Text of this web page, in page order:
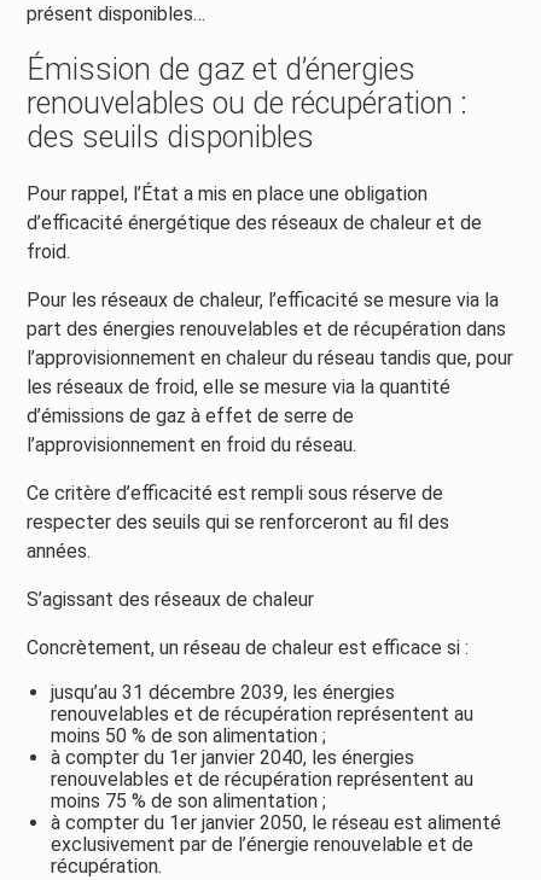
présent disponibles…
Émission de gaz et d’énergies
renouvelables ou de récupération :
des seuils disponibles
Pour rappel, l’État a mis en place une obligation
d’efficacité énergétique des réseaux de chaleur et de
froid.
Pour les réseaux de chaleur, l’efficacité se mesure via la
part des énergies renouvelables et de récupération dans
l’approvisionnement en chaleur du réseau tandis que, pour
les réseaux de froid, elle se mesure via la quantité
d’émissions de gaz à effet de serre de
l’approvisionnement en froid du réseau.
Ce critère d’efficacité est rempli sous réserve de
respecter des seuils qui se renforceront au fil des
années.
S’agissant des réseaux de chaleur
Concrètement, un réseau de chaleur est efficace si :
jusqu’au 31 décembre 2039, les énergies
renouvelables et de récupération représentent au
moins 50 % de son alimentation ;
à compter du 1er janvier 2040, les énergies
renouvelables et de récupération représentent au
moins 75 % de son alimentation ;
à compter du 1er janvier 2050, le réseau est alimenté
exclusivement par de l’énergie renouvelable et de
récupération.